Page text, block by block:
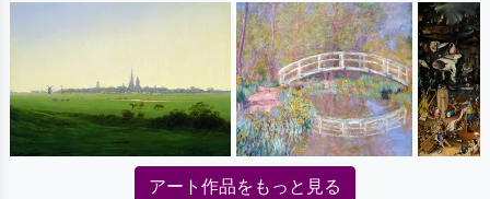
アート作品をもっと見る